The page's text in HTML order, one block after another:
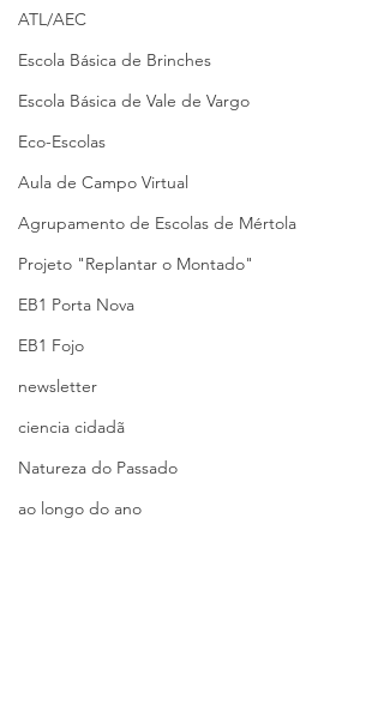
ATL/AEC
Escola Básica de Brinches
Escola Básica de Vale de Vargo
Eco-Escolas
Aula de Campo Virtual
Agrupamento de Escolas de Mértola
Projeto "Replantar o Montado"
EB1 Porta Nova
EB1 Fojo
newsletter
ciencia cidadã
Natureza do Passado
ao longo do ano